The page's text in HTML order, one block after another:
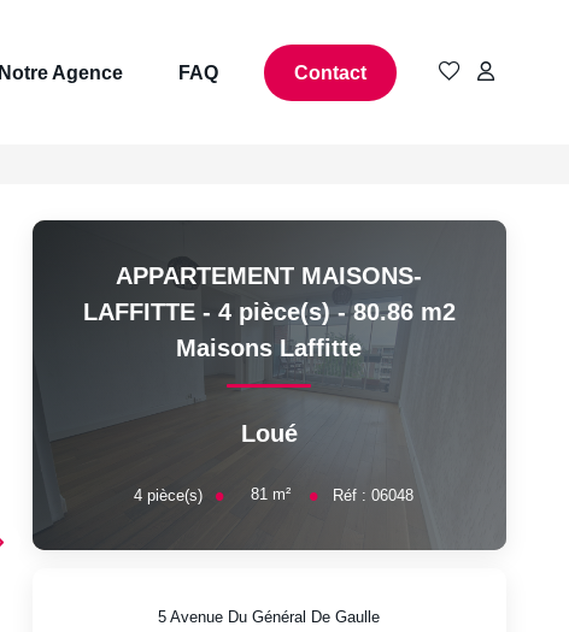
Notre Agence FAQ Contact
APPARTEMENT MAISONS-
LAFFITTE - 4 pièce(s) - 80.86 m2
Maisons Laffitte
Loué
4pièce(s) 81 m² Réf :06048
5 Avenue Du Général De Gaulle